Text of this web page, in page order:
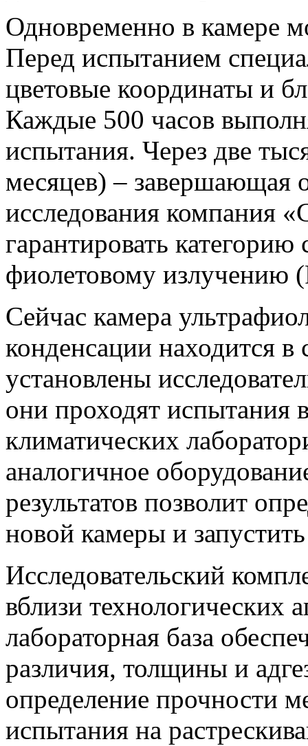
Одновременно в камере
Перед испытанием
цветовые координаты и
Каждые 500 часов
испытания. Через две
месяцев) – завершающая
исследования компания
гарантировать категорию
фиолетовому излучению
Сейчас камера
конденсации находится
установлены
они проходят испытания
климатических
аналогичное
результатов позволит
новой камеры и запустить
Исследовательский
вблизи технологических
лабораторная база
различия, толщины и
определение прочности
испытания на